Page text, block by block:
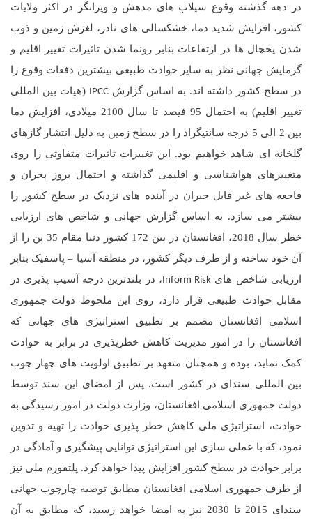
در دهه گذشته وقوع سیلاب های مدهش و ویرانگر در اکثر ولایات
کشور، افزایش شدید دما، خشکسالی های نادر، لغزش زمین و ذوب
شدن یخچال ها در ارتفاعات بنابر رونما شدن تاثیرات تغییر اقلیم و
گرمایش جهانی نظر به سایر حوادث طبیعی بیشترین دفعات وقوع را
در سطح کشور داشته اند. به اساس گزارش IPCC (هیات بین المللی
تغییر اقلیم) به احتمال 95 فیصد تا سال 2100 میلادی، افزایش دما
بین 2 الی 5 درجه سانتیگراد را در سطح زمین به دلیل انتشار گازهای
گلخانه ای شاهد خواهیم بود. این تغییرات تاثیرات متفاوتی را روی
متغییرهای هواشناسی و اقلیمی گذاشته و احتمال بروز بحران و
فاجعه های غیر قابل جبران در آینده های نزدیک در سطح کشور را
بیشتر می سازد. به اساس گزارش جهانی و شاخص های ارزیابی
خطر سال 2018، افغانستان در بین 172 کشور دنیا مقام 35 ین را از
آن خود ساخته و از طرف دیگر کشور، در منطقه آسیا –پاسفیک بنابر
ارزیابی شاخص های Inform Risk، در بلندترین درجه آسیب پذیری در
مقابل حوادث طبیعی قرار دارد، روی این ملحوظ دولت جمهوری
اسلامی افغانستان مصمم بر تطبیق استراتیژی های جهانی که
افغانستان را در امور مدیریت کاهش خطرپذیری در برابر به حوادث
کمک نماید، بوده و همچنان متعهد بر تطبیق اولویت های چهار چوب
بین المللی سندای در کشور است. پس از امضای این سند توسط
دولت جمهوری اسلامی افغانستان، وزارت دولت در امور رسیدگی به
حوادث، استراتیژی ملی کاهش خطر پذیری حوادث را تهیه و تدوین
نمود، که با عملی سازی این استراتیژی توانایی پیشگیری و آمادگی در
برابر حوادث در سطح کشور افزایش پیدا خواهد کرد. پلتفورم ملی نیز
از طرف جمهوری اسلامی افغانستان مطابق توصیه چارچوب جهانی
سندای 2015 تا 2030 نیز به امضا خواهد رسید، که مطابق به آن